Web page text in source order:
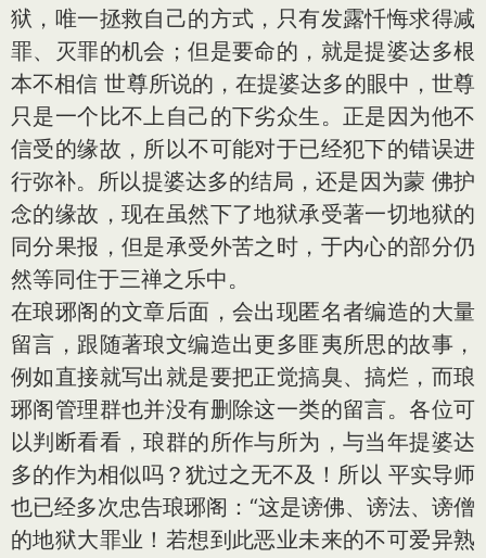
狱，唯一拯救自己的方式，只有发露忏悔求得减
罪、灭罪的机会；但是要命的，就是提婆达多根
本不相信 世尊所说的，在提婆达多的眼中，世尊
只是一个比不上自己的下劣众生。正是因为他不
信受的缘故，所以不可能对于已经犯下的错误进
行弥补。所以提婆达多的结局，还是因为蒙 佛护
念的缘故，现在虽然下了地狱承受著一切地狱的
同分果报，但是承受外苦之时，于内心的部分仍
然等同住于三禅之乐中。
在琅琊阁的文章后面，会出现匿名者编造的大量
留言，跟随著琅文编造出更多匪夷所思的故事，
例如直接就写出就是要把正觉搞臭、搞烂，而琅
琊阁管理群也并没有删除这一类的留言。各位可
以判断看看，琅群的所作与所为，与当年提婆达
多的作为相似吗？犹过之无不及！所以 平实导师
也已经多次忠告琅琊阁：“这是谤佛、谤法、谤僧
的地狱大罪业！若想到此恶业未来的不可爱异熟